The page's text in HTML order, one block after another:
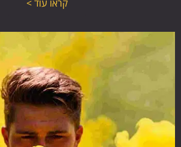
קראו עוד >